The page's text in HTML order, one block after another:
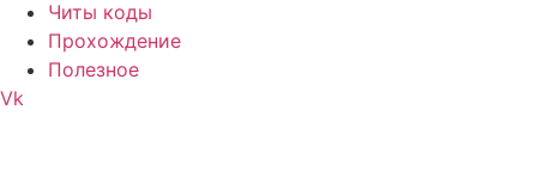
Читы коды
Прохождение
Полезное
Vk